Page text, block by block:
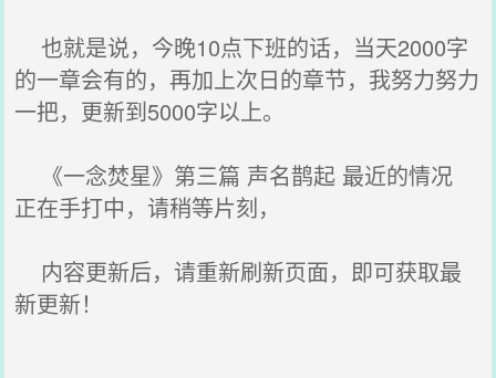
也就是说，今晚10点下班的话，当天2000字
的一章会有的，再加上次日的章节，我努力努力
一把，更新到5000字以上。
《一念焚星》第三篇 声名鹊起 最近的情况
正在手打中，请稍等片刻，
内容更新后，请重新刷新页面，即可获取最
新更新！